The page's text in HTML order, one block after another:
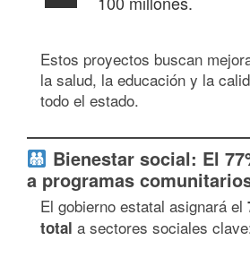
Estos proyectos buscan
la salud, la educación y la
todo el estado.
Bienestar social: El
a programas
El gobierno estatal asignará el
total a sectores sociales